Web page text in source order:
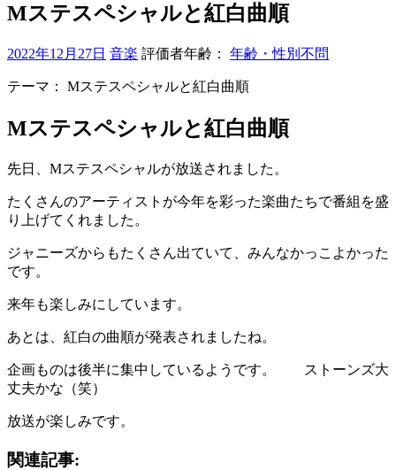
Mステスペシャルと紅白曲順
2022年12月27日 音楽 評価者年齢： 年齢・性別不問
テーマ： Mステスペシャルと紅白曲順
Mステスペシャルと紅白曲順
先日、Mステスペシャルが放送されました。
たくさんのアーティストが今年を彩った楽曲たちで番組を盛
り上げてくれました。
ジャニーズからもたくさん出ていて、みんなかっこよかった
です。
来年も楽しみにしています。
あとは、紅白の曲順が発表されましたね。
企画ものは後半に集中しているようです。 ストーンズ大
丈夫かな（笑）
放送が楽しみです。
関連記事: